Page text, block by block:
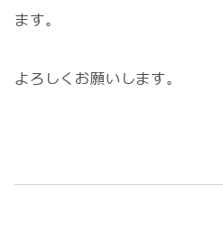
ます。
よろしくお願いします。